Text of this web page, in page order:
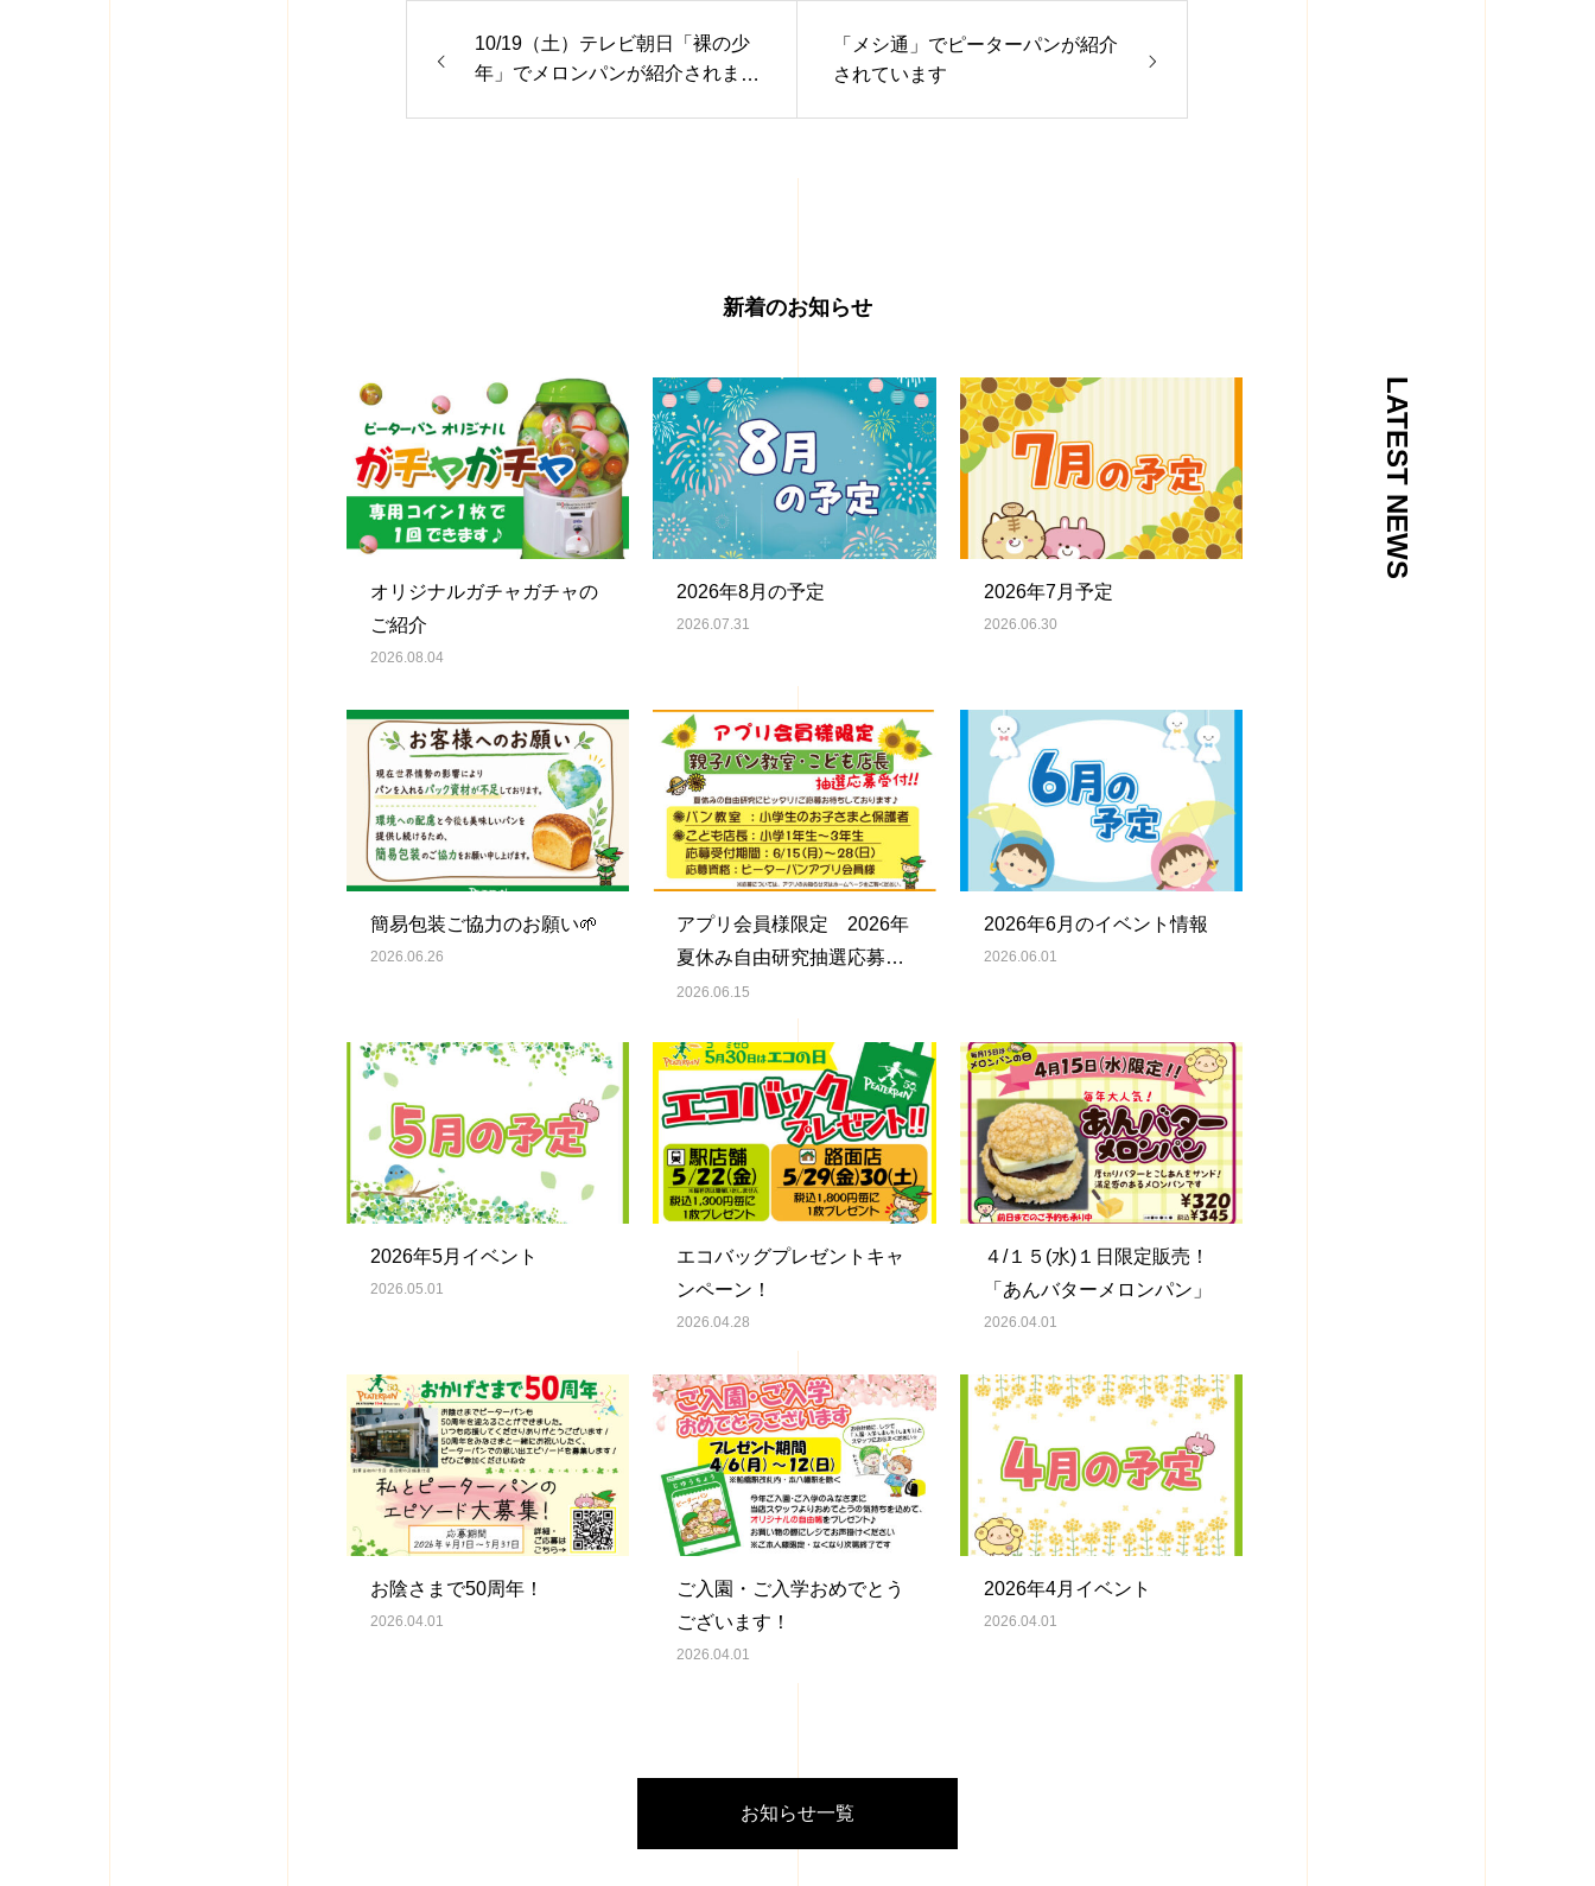
10/19（土）テレビ朝日「裸の少
年」でメロンパンが紹介されまし
「メシ通」でピーターパンが紹介
されています
LATEST NEWS
新着のお知らせ
オリジナルガチャガチャの
ご紹介
2026.08.04
2026年8月の予定
2026.07.31
2026年7月予定
2026.06.30
簡易包装ご協力のお願い🌱
2026.06.26
アプリ会員様限定 2026年
夏休み自由研究抽選応募に
ついて
2026.06.15
2026年6月のイベント情報
2026.06.01
2026年5月イベント
2026.05.01
エコバッグプレゼントキャ
ンペーン！
2026.04.28
４/１５(水)１日限定販売！
「あんバターメロンパン」
2026.04.01
お陰さまで50周年！
2026.04.01
ご入園・ご入学おめでとう
ございます！
2026.04.01
2026年4月イベント
2026.04.01
お知らせ一覧